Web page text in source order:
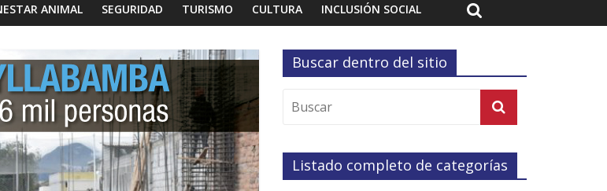
ANIMAL SEGURIDAD TURISMO CULTURA INCLUSIÓN SOCIAL
Buscar dentro del sitio
Listado completo de categorías